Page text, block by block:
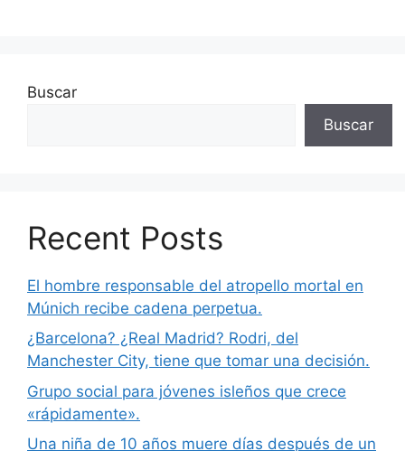
Buscar
Buscar
Recent Posts
El hombre responsable del atropello mortal en
Múnich recibe cadena perpetua.
¿Barcelona? ¿Real Madrid? Rodri, del
Manchester City, tiene que tomar una decisión.
Grupo social para jóvenes isleños que crece
«rápidamente».
Una niña de 10 años muere días después de un